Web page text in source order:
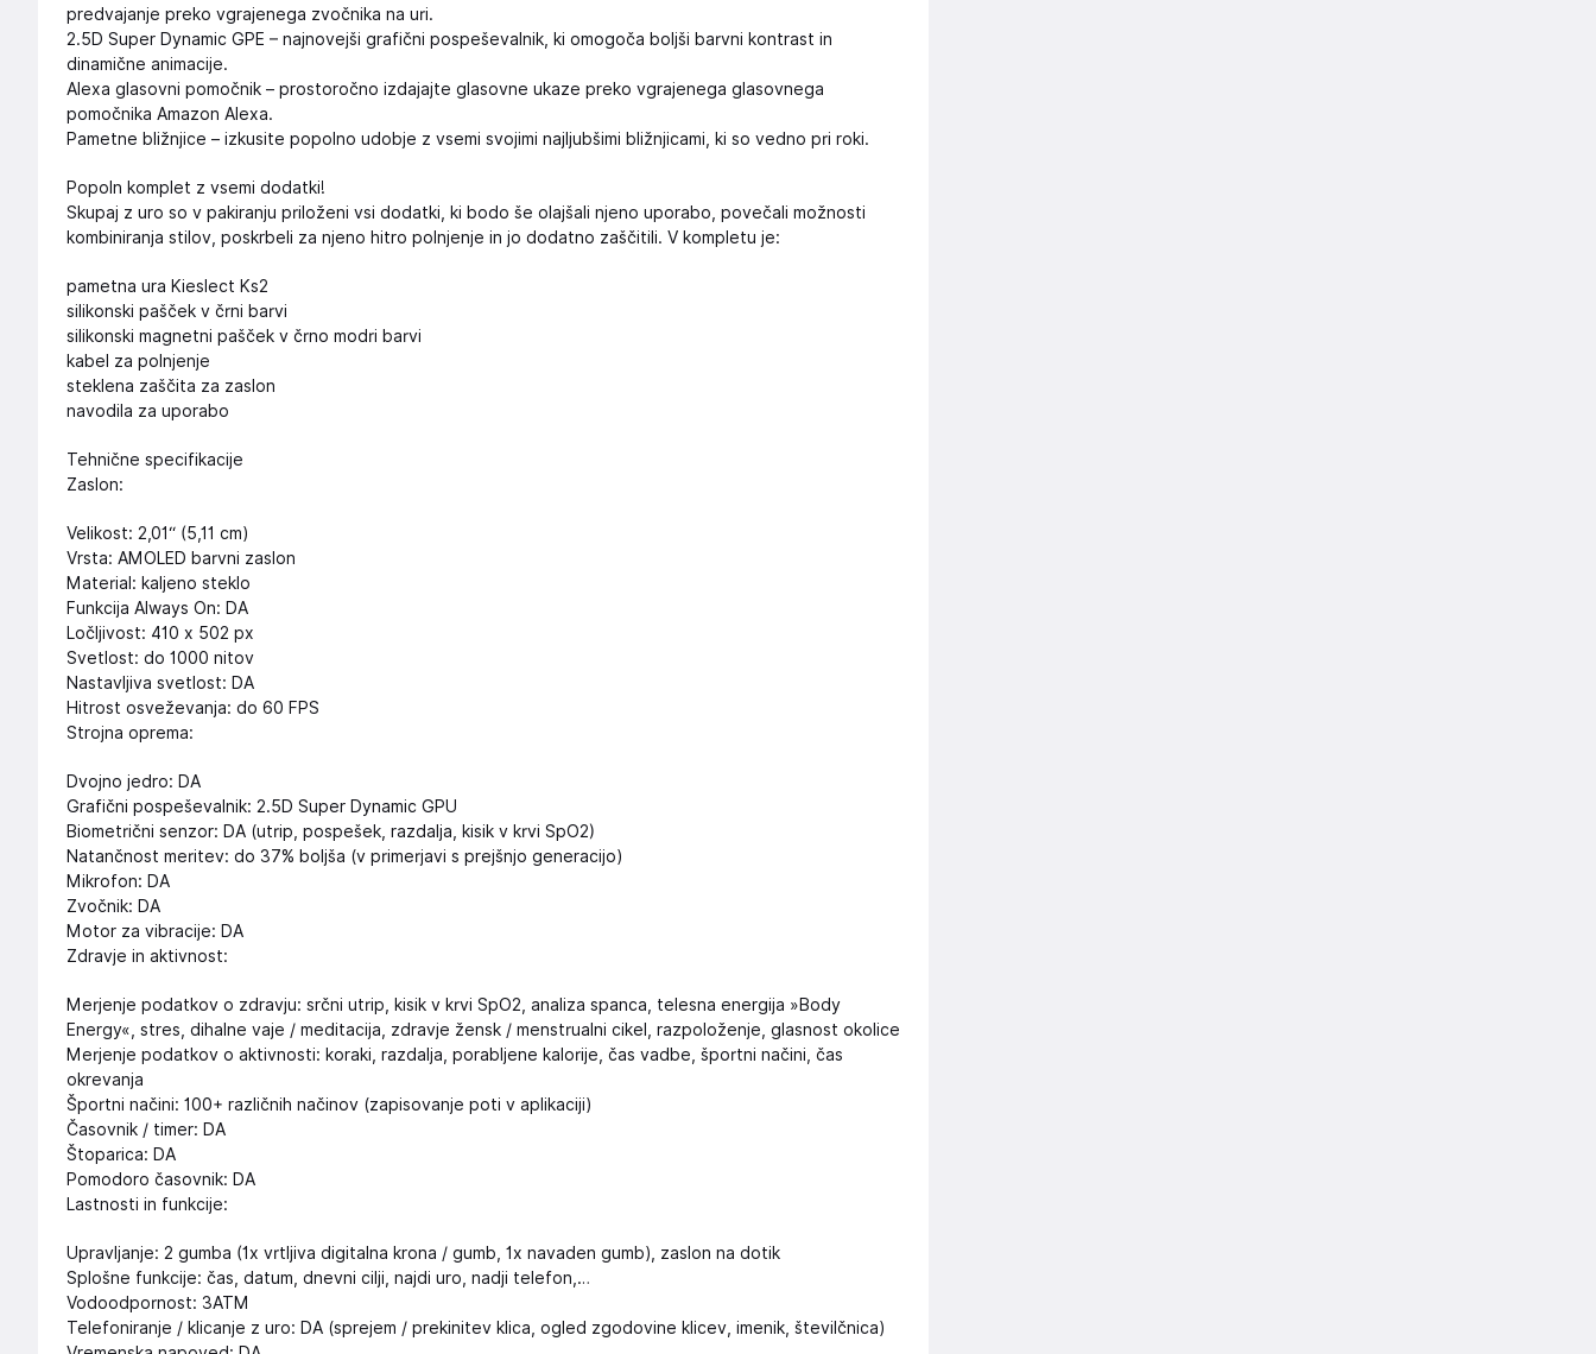
predvajanje preko vgrajenega zvočnika na uri.
2.5D Super Dynamic GPE – najnovejši grafični pospeševalnik, ki omogoča boljši barvni kontrast in
dinamične animacije.
Alexa glasovni pomočnik – prostoročno izdajajte glasovne ukaze preko vgrajenega glasovnega
pomočnika Amazon Alexa.
Pametne bližnjice – izkusite popolno udobje z vsemi svojimi najljubšimi bližnjicami, ki so vedno pri roki.
Popoln komplet z vsemi dodatki!
Skupaj z uro so v pakiranju priloženi vsi dodatki, ki bodo še olajšali njeno uporabo, povečali možnosti
kombiniranja stilov, poskrbeli za njeno hitro polnjenje in jo dodatno zaščitili. V kompletu je:
pametna ura Kieslect Ks2
silikonski pašček v črni barvi
silikonski magnetni pašček v črno modri barvi
kabel za polnjenje
steklena zaščita za zaslon
navodila za uporabo
Tehnične specifikacije
Zaslon:
Velikost: 2,01“ (5,11 cm)
Vrsta: AMOLED barvni zaslon
Material: kaljeno steklo
Funkcija Always On: DA
Ločljivost: 410 x 502 px
Svetlost: do 1000 nitov
Nastavljiva svetlost: DA
Hitrost osveževanja: do 60 FPS
Strojna oprema:
Dvojno jedro: DA
Grafični pospeševalnik: 2.5D Super Dynamic GPU
Biometrični senzor: DA (utrip, pospešek, razdalja, kisik v krvi SpO2)
Natančnost meritev: do 37% boljša (v primerjavi s prejšnjo generacijo)
Mikrofon: DA
Zvočnik: DA
Motor za vibracije: DA
Zdravje in aktivnost:
Merjenje podatkov o zdravju: srčni utrip, kisik v krvi SpO2, analiza spanca, telesna energija »Body
Energy«, stres, dihalne vaje / meditacija, zdravje žensk / menstrualni cikel, razpoloženje, glasnost okolice
Merjenje podatkov o aktivnosti: koraki, razdalja, porabljene kalorije, čas vadbe, športni načini, čas
okrevanja
Športni načini: 100+ različnih načinov (zapisovanje poti v aplikaciji)
Časovnik / timer: DA
Štoparica: DA
Pomodoro časovnik: DA
Lastnosti in funkcije:
Upravljanje: 2 gumba (1x vrtljiva digitalna krona / gumb, 1x navaden gumb), zaslon na dotik
Splošne funkcije: čas, datum, dnevni cilji, najdi uro, nadji telefon,…
Vodoodpornost: 3ATM
Telefoniranje / klicanje z uro: DA (sprejem / prekinitev klica, ogled zgodovine klicev, imenik, številčnica)